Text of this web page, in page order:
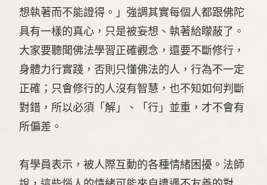
想執著而不能證得。」強調其實每個人都跟佛陀
具有一樣的真心，只是被妄想、執著給矇蔽了。
大家要聽聞佛法學習正確觀念，還要不斷修行，
身體力行實踐，否則只懂佛法的人，行為不一定
正確；只會修行的人沒有智慧，也不知如何判斷
對錯，所以必須「解」、「行」並重，才不會有
所偏差。
有學員表示，被人際互動的各種情緒困擾。法師